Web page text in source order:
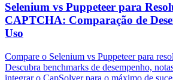
Selenium vs Puppeteer para
CAPTCHA: Comparação de
Uso
Compare o Selenium vs Puppeteer para
Descubra benchmarks de desempenho,